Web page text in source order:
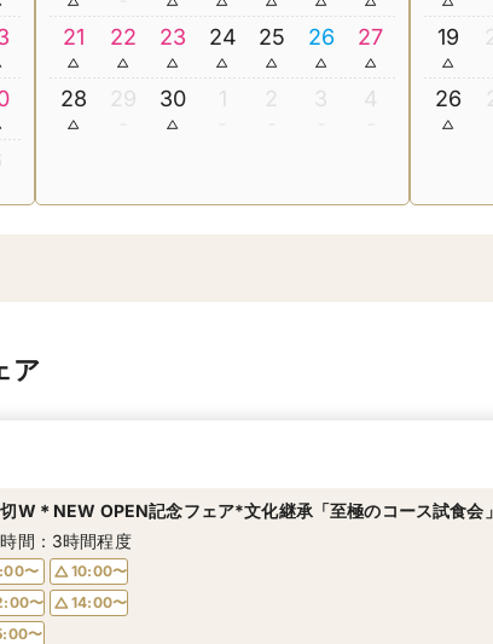
21 22 23 24 25 26 27
28 29 30 1 2 3 4
19
26
ア
切W＊NEW OPEN記念フェア*文化継承「至極のコース試食会
間：3時間程度
〜
10:00〜
〜
14:00〜
〜